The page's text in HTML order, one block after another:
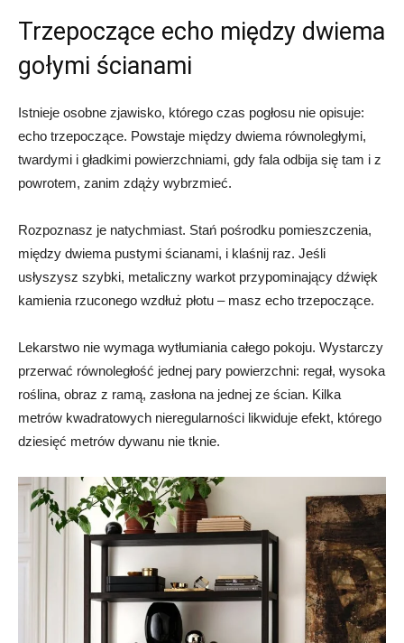
Trzepoczące echo między dwiema
gołymi ścianami
Istnieje osobne zjawisko, którego czas pogłosu nie opisuje:
echo trzepoczące. Powstaje między dwiema równoległymi,
twardymi i gładkimi powierzchniami, gdy fala odbija się tam i z
powrotem, zanim zdąży wybrzmieć.
Rozpoznasz je natychmiast. Stań pośrodku pomieszczenia,
między dwiema pustymi ścianami, i klaśnij raz. Jeśli
usłyszysz szybki, metaliczny warkot przypominający dźwięk
kamienia rzuconego wzdłuż płotu – masz echo trzepoczące.
Lekarstwo nie wymaga wytłumiania całego pokoju. Wystarczy
przerwać równoległość jednej pary powierzchni: regał, wysoka
roślina, obraz z ramą, zasłona na jednej ze ścian. Kilka
metrów kwadratowych nieregularności likwiduje efekt, którego
dziesięć metrów dywanu nie tknie.